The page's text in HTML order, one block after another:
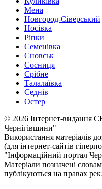
Мена
Новгород-Сіверський
Носівка
Ріпки
Семенівка
Сновськ
Сосниця
Срібне
Талалаївка
Седнів
Остер
© 2026 Інтернет-видання
Чернiгiвщини"
Використання матеріалів
(для інтернет-сайтів
"Інформаційний портал
Матеріали позначені
публікуються на правах